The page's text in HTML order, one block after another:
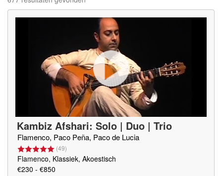
Kambiz Afshari: Solo | Duo | Trio
Flamenco, Paco Peña, Paco de Lucia
(49)
Flamenco, Klassiek, Akoestisch
€230 - €850